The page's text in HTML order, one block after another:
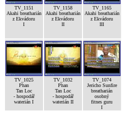
TV_1151
Akahi breatharián
z Ekvádoru
I
TV_1158
Akahi breatharián
z Ekvádoru
II
TV_1165
Akahi breatharián
z Ekvádoru
III
TV_1025
Phan
Tan Loc
- hospodář
waterián I
TV_1032
Phan
Tan Loc
- hospodář
waterián II
TV_1074
Jericho Sunfire
breatharián
osobný
fitnes guru
I